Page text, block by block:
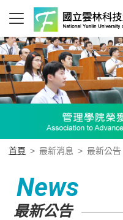
首頁 > 最新消息 > 最新公告
News
最新公告